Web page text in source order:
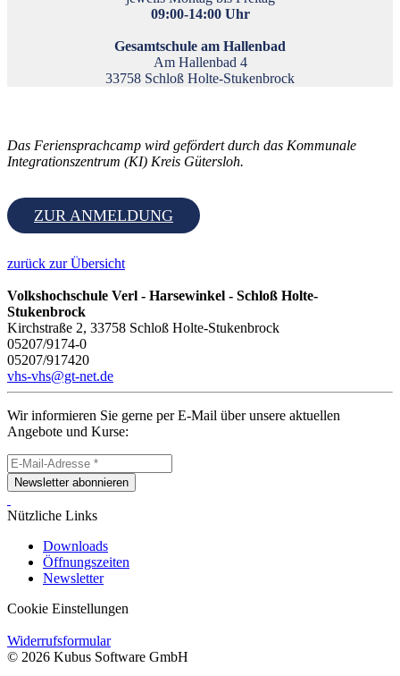
09:00-14:00 Uhr
Gesamtschule am Hallenbad
Am Hallenbad 4
33758 Schloß Holte-Stukenbrock
Das Feriensprachcamp wird gefördert durch das Kommunale
Integrationszentrum (KI) Kreis Gütersloh.
ZUR ANMELDUNG
zurück zur Übersicht
Volkshochschule Verl - Harsewinkel - Schloß Holte-
Stukenbrock
Kirchstraße 2, 33758 Schloß Holte-Stukenbrock
05207/9174-0
05207/917420
vhs-vhs@gt-net.de
Wir informieren Sie gerne per E-Mail über unsere aktuellen
Angebote und Kurse:
Newsletter abonnieren
Nützliche Links
Downloads
Öffnungszeiten
Newsletter
Cookie Einstellungen
Widerrufsformular
© 2026 Kubus Software GmbH